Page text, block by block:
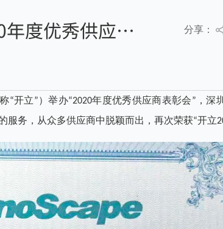
一体化智能阅片会诊中心
无磁射线防护方案
度优秀供应
分享：
“开立”）举办“2020年度优秀供应商表彰会”，深
务，从众多供应商中脱颖而出，再次荣获“开立